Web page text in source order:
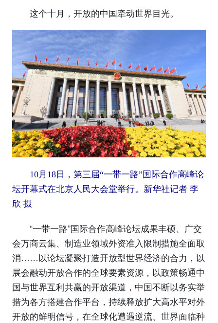
这个十月，开放的中国牵动世界目光。
10月18日，第三届“一带一路”国际合作高峰论
坛开幕式在北京人民大会堂举行。 新华社记者 李
欣 摄
“一带一路”国际合作高峰论坛成果丰硕、广交
会万商云集、制造业领域外资准入限制措施全面取
消……以论坛凝聚打造开放型世界经济的合力，以
展会融动开放合作的全球要素资源，以政策畅通中
国与世界互利共赢的开放渠道，中国不断以务实举
措为各方搭建合作平台，持续释放扩大高水平对外
开放的鲜明信号，在全球化遭遇逆流、世界面临种